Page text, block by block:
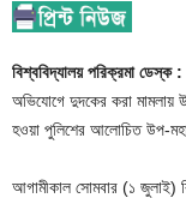
বিশ্ববিদ্যালয় পরিক্রমা ডেস্ক :
অভিযোগে দুদকের করা মামলায়
হওয়া পুলিশের আলোচিত উপ-
আগামীকাল সোমবার (১ জুলাই)